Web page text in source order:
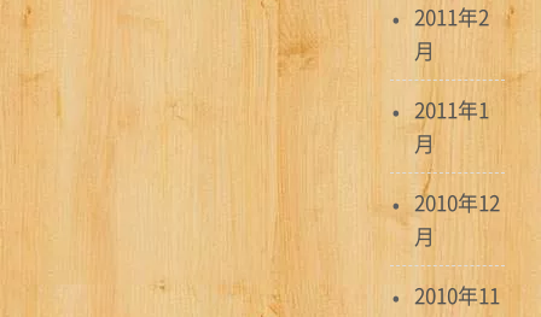
2011年2
月
2011年1
月
2010年12
月
2010年11